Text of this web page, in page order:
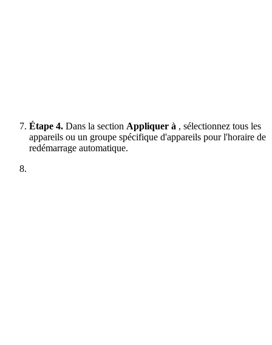
Étape 4. Dans la section Appliquer à , sélectionnez tous les
appareils ou un groupe spécifique d'appareils pour l'horaire de
redémarrage automatique.